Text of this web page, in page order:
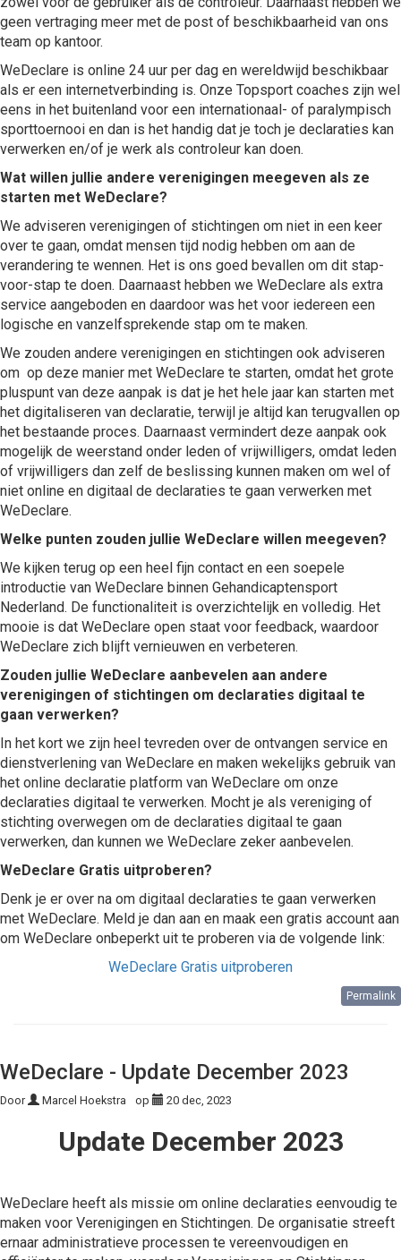
geen vertraging meer met de post of beschikbaarheid van ons
team op kantoor.
WeDeclare is online 24 uur per dag en wereldwijd beschikbaar
als er een internetverbinding is. Onze Topsport coaches zijn wel
eens in het buitenland voor een internationaal- of paralympisch
sporttoernooi en dan is het handig dat je toch je declaraties kan
verwerken en/of je werk als controleur kan doen.
Wat willen jullie andere verenigingen meegeven als ze
starten met WeDeclare?
We adviseren verenigingen of stichtingen om niet in een keer
over te gaan, omdat mensen tijd nodig hebben om aan de
verandering te wennen. Het is ons goed bevallen om dit stap-
voor-stap te doen. Daarnaast hebben we WeDeclare als extra
service aangeboden en daardoor was het voor iedereen een
logische en vanzelfsprekende stap om te maken.
We zouden andere verenigingen en stichtingen ook adviseren
om op deze manier met WeDeclare te starten, omdat het grote
pluspunt van deze aanpak is dat je het hele jaar kan starten met
het digitaliseren van declaratie, terwijl je altijd kan terugvallen op
het bestaande proces. Daarnaast vermindert deze aanpak ook
mogelijk de weerstand onder leden of vrijwilligers, omdat leden
of vrijwilligers dan zelf de beslissing kunnen maken om wel of
niet online en digitaal de declaraties te gaan verwerken met
WeDeclare.
Welke punten zouden jullie WeDeclare willen meegeven?
We kijken terug op een heel fijn contact en een soepele
introductie van WeDeclare binnen Gehandicaptensport
Nederland. De functionaliteit is overzichtelijk en volledig. Het
mooie is dat WeDeclare open staat voor feedback, waardoor
WeDeclare zich blijft vernieuwen en verbeteren.
Zouden jullie WeDeclare aanbevelen aan andere
verenigingen of stichtingen om declaraties digitaal te
gaan verwerken?
In het kort we zijn heel tevreden over de ontvangen service en
dienstverlening van WeDeclare en maken wekelijks gebruik van
het online declaratie platform van WeDeclare om onze
declaraties digitaal te verwerken. Mocht je als vereniging of
stichting overwegen om de declaraties digitaal te gaan
verwerken, dan kunnen we WeDeclare zeker aanbevelen.
WeDeclare Gratis uitproberen?
Denk je er over na om digitaal declaraties te gaan verwerken
met WeDeclare. Meld je dan aan en maak een gratis account aan
om WeDeclare onbeperkt uit te proberen via de volgende link:
WeDeclare Gratis uitproberen
Permalink
WeDeclare - Update December 2023
Door Marcel Hoekstra op 20 dec, 2023
Update December 2023
WeDeclare heeft als missie om online declaraties eenvoudig te
maken voor Verenigingen en Stichtingen. De organisatie streeft
ernaar administratieve processen te vereenvoudigen en